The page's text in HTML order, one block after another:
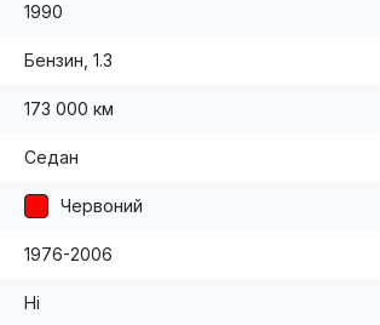
1990
Бензин, 1.3
173 000 км
Седан
Червоний
1976-2006
Ні